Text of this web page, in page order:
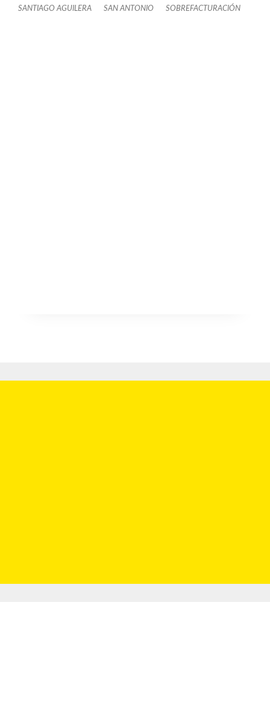
SANTIAGO AGUILERA SAN ANTONIO SOBREFACTURACIÓN